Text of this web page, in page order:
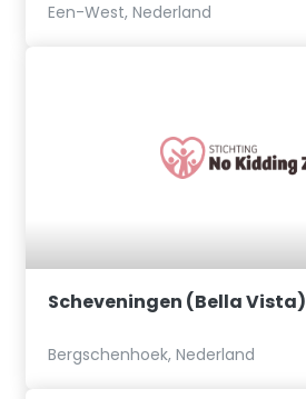
Een-West, Nederland
Scheveningen (Bella Vista)
Bergschenhoek, Nederland